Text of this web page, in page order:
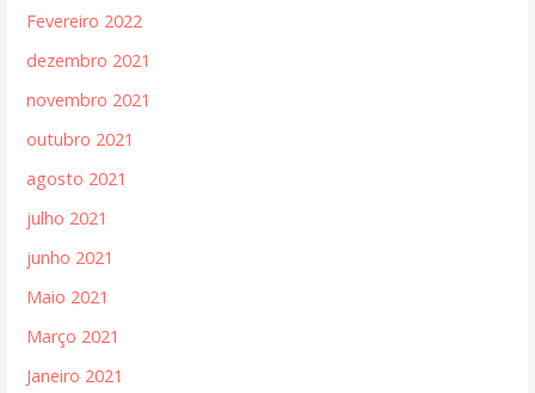
Fevereiro 2022
dezembro 2021
novembro 2021
outubro 2021
agosto 2021
julho 2021
junho 2021
Maio 2021
Março 2021
Janeiro 2021